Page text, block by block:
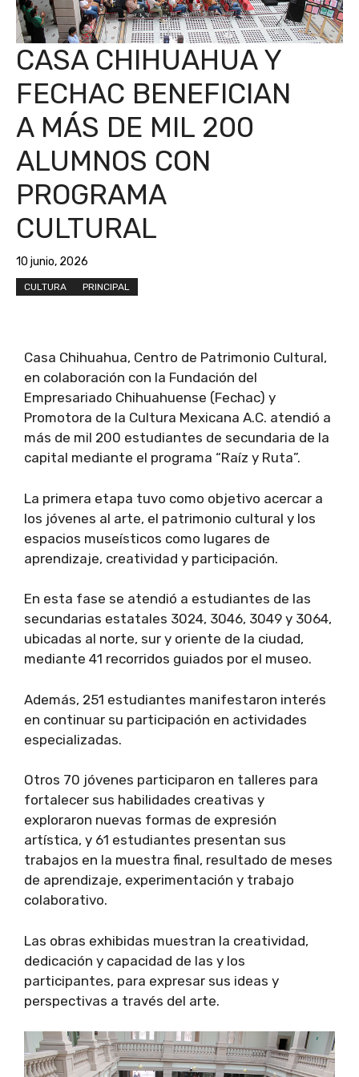
CASA CHIHUAHUA Y
FECHAC BENEFICIAN
A MÁS DE MIL 200
ALUMNOS CON
PROGRAMA
CULTURAL
10 junio, 2026
CULTURA PRINCIPAL
Casa Chihuahua, Centro de Patrimonio Cultural,
en colaboración con la Fundación del
Empresariado Chihuahuense (Fechac) y
Promotora de la Cultura Mexicana A.C. atendió a
más de mil 200 estudiantes de secundaria de la
capital mediante el programa “Raíz y Ruta”.
La primera etapa tuvo como objetivo acercar a
los jóvenes al arte, el patrimonio cultural y los
espacios museísticos como lugares de
aprendizaje, creatividad y participación.
En esta fase se atendió a estudiantes de las
secundarias estatales 3024, 3046, 3049 y 3064,
ubicadas al norte, sur y oriente de la ciudad,
mediante 41 recorridos guiados por el museo.
Además, 251 estudiantes manifestaron interés
en continuar su participación en actividades
especializadas.
Otros 70 jóvenes participaron en talleres para
fortalecer sus habilidades creativas y
exploraron nuevas formas de expresión
artística, y 61 estudiantes presentan sus
trabajos en la muestra final, resultado de meses
de aprendizaje, experimentación y trabajo
colaborativo.
Las obras exhibidas muestran la creatividad,
dedicación y capacidad de las y los
participantes, para expresar sus ideas y
perspectivas a través del arte.